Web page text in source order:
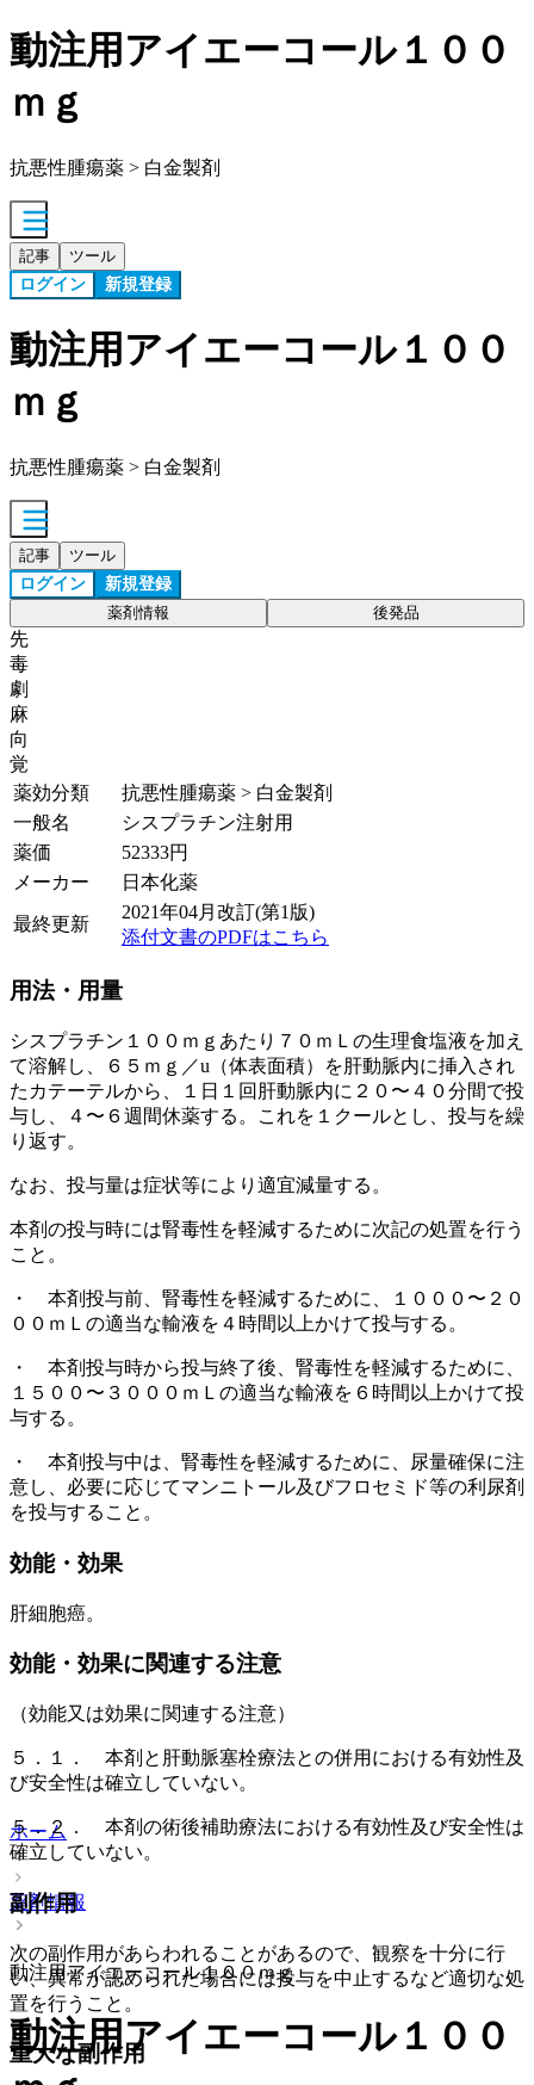
動注用アイエーコール１００
ｍｇ
抗悪性腫瘍薬 > 白金製剤
記事 ツール
ログイン 新規登録
動注用アイエーコール１００
ｍｇ
抗悪性腫瘍薬 > 白金製剤
記事 ツール
ログイン 新規登録
薬剤情報 後発品
先
毒
劇
麻
向
覚
薬効分類
抗悪性腫瘍薬 > 白金製剤
一般名
シスプラチン注射用
薬価
52333円
メーカー
日本化薬
最終更新
2021年04月改訂(第1版)
添付文書のPDFはこちら
用法・用量
シスプラチン１００ｍｇあたり７０ｍＬの生理食塩液を加え
て溶解し、６５ｍｇ／u（体表面積）を肝動脈内に挿入され
たカテーテルから、１日１回肝動脈内に２０〜４０分間で投
与し、４〜６週間休薬する。これを１クールとし、投与を繰
り返す。
なお、投与量は症状等により適宜減量する。
本剤の投与時には腎毒性を軽減するために次記の処置を行う
こと。
・ 本剤投与前、腎毒性を軽減するために、１０００〜２０
００ｍＬの適当な輸液を４時間以上かけて投与する。
・ 本剤投与時から投与終了後、腎毒性を軽減するために、
１５００〜３０００ｍＬの適当な輸液を６時間以上かけて投
与する。
・ 本剤投与中は、腎毒性を軽減するために、尿量確保に注
意し、必要に応じてマンニトール及びフロセミド等の利尿剤
を投与すること。
効能・効果
肝細胞癌。
効能・効果に関連する注意
（効能又は効果に関連する注意）
５．１． 本剤と肝動脈塞栓療法との併用における有効性及
び安全性は確立していない。
５．２． 本剤の術後補助療法における有効性及び安全性は
確立していない。
副作用
次の副作用があらわれることがあるので、観察を十分に行
い、異常が認められた場合には投与を中止するなど適切な処
置を行うこと。
重大な副作用
ホーム
薬剤情報
動注用アイエーコール１００ｍｇ
動注用アイエーコール１００